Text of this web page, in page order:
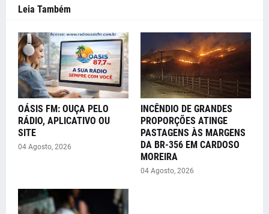
Leia Também
OÁSIS FM: OUÇA PELO
RÁDIO, APLICATIVO OU
SITE
04 Agosto, 2026
INCÊNDIO DE GRANDES
PROPORÇÕES ATINGE
PASTAGENS ÀS MARGENS
DA BR-356 EM CARDOSO
MOREIRA
04 Agosto, 2026